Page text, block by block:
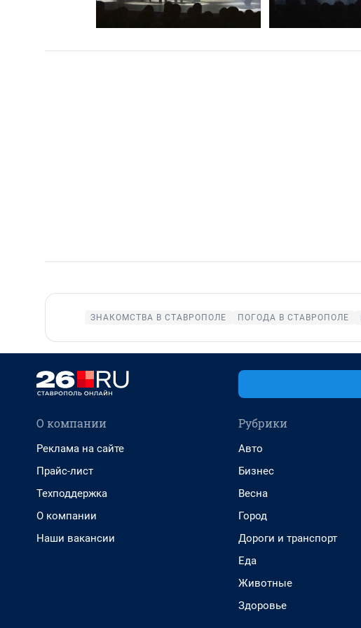
ЗНАКОМСТВА В СТАВРОПОЛЕ ПОГОДА В СТАВРОПОЛЕ
О компании
Реклама на сайте
Прайс-лист
Техподдержка
О компании
Наши вакансии
Рубрики
Авто
Бизнес
Весна
Город
Дороги и транспорт
Еда
Животные
Здоровье